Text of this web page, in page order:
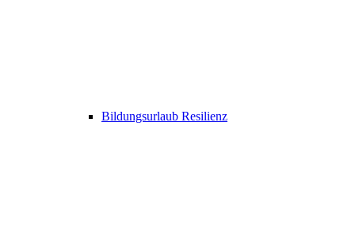
Bildungsurlaub Resilienz